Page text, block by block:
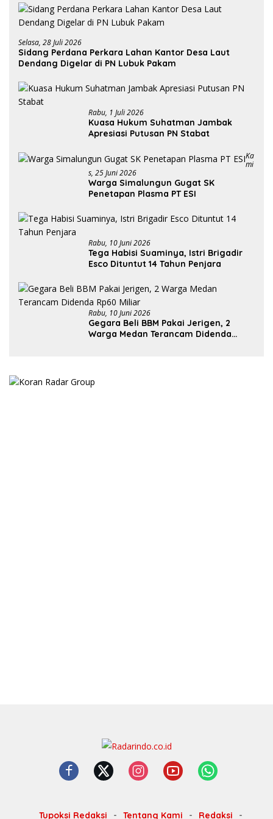
Selasa, 28 Juli 2026
Sidang Perdana Perkara Lahan Kantor Desa Laut
Dendang Digelar di PN Lubuk Pakam
Rabu, 1 Juli 2026
Kuasa Hukum Suhatman Jambak
Apresiasi Putusan PN Stabat
Ka
Mi
S, 25 Juni 2026
Warga Simalungun Gugat SK
Penetapan Plasma PT ESI
Rabu, 10 Juni 2026
Tega Habisi Suaminya, Istri Brigadir
Esco Dituntut 14 Tahun Penjara
Rabu, 10 Juni 2026
Gegara Beli BBM Pakai Jerigen, 2
Warga Medan Terancam Didenda
Tupoksi Redaksi Tentang Kami Redaksi